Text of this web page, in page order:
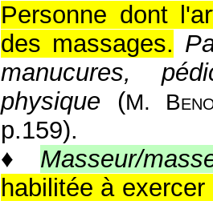
Personne dont
des massages.
manucures,
physique (M.
p.159).
♦ Masseur/
habilitée à